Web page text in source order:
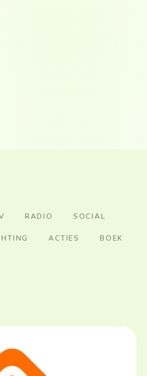
RADIO SOCIAL
ACTIES BOEK